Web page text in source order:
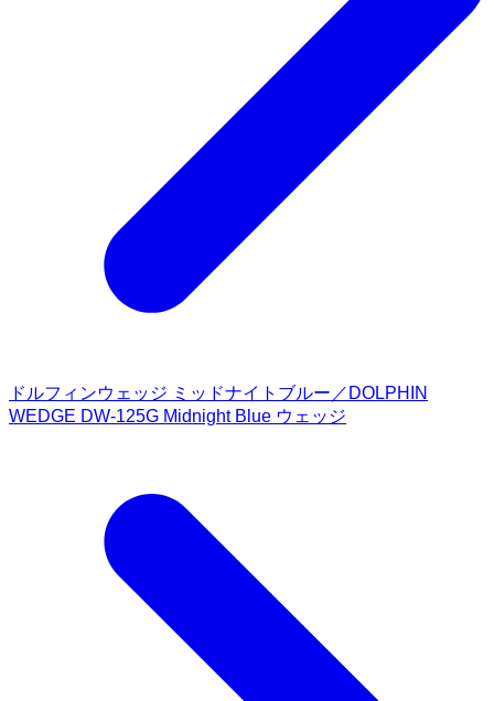
ドルフィンウェッジ ミッドナイトブルー／DOLPHIN
WEDGE DW-125G Midnight Blue ウェッジ